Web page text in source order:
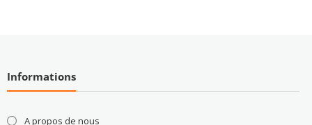
Informations
A propos de nous